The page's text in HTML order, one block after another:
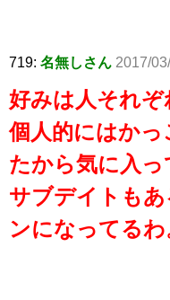
719: 名無しさん 2017/
好みは人それぞ
個人的にはかっ
たから気に入っ
サブデイトも
ンになってるわ